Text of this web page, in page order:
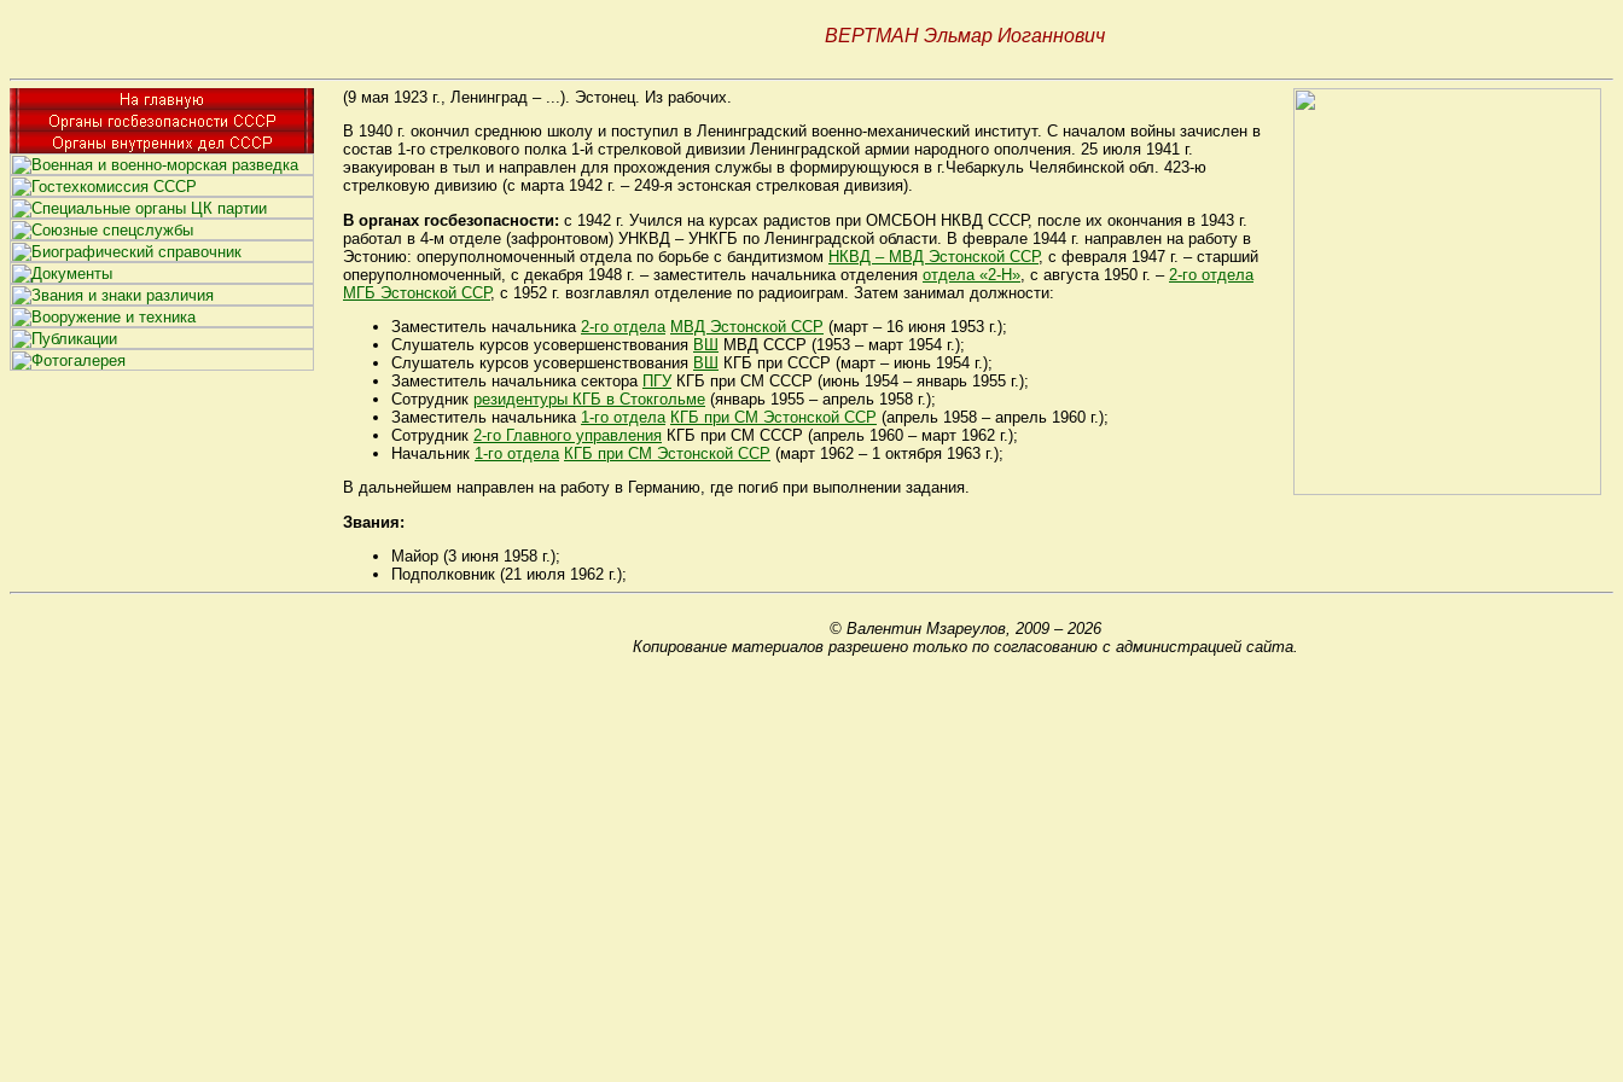
ВЕРТМАН Эльмар Иоганнович
(9 мая 1923 г., Ленинград – ...). Эстонец. Из рабочих.
В 1940 г. окончил среднюю школу и поступил в Ленинградский военно-механический институт. С началом войны зачислен в
состав 1-го стрелкового полка 1-й стрелковой дивизии Ленинградской армии народного ополчения. 25 июля 1941 г.
эвакуирован в тыл и направлен для прохождения службы в формирующуюся в г.Чебаркуль Челябинской обл. 423-ю
стрелковую дивизию (с марта 1942 г. – 249-я эстонская стрелковая дивизия).
В органах госбезопасности: с 1942 г. Учился на курсах радистов при ОМСБОН НКВД СССР, после их окончания в 1943 г.
работал в 4-м отделе (зафронтовом) УНКВД – УНКГБ по Ленинградской области. В феврале 1944 г. направлен на работу в
Эстонию: оперуполномоченный отдела по борьбе с бандитизмом НКВД – МВД Эстонской ССР, с февраля 1947 г. – старший
оперуполномоченный, с декабря 1948 г. – заместитель начальника отделения отдела «2-Н» , с августа 1950 г. – 2-го отдела
МГБ Эстонской ССР, с 1952 г. возглавлял отделение по радиоиграм. Затем занимал должности:
Заместитель начальника 2-го отдела МВД Эстонской ССР (март – 16 июня 1953 г.);
Слушатель курсов усовершенствования ВШ
МВД СССР (1953 – март 1954 г.);
Слушатель курсов усовершенствования ВШ
КГБ при СССР (март – июнь 1954 г.);
Заместитель начальника сектора ПГУКГБ при СМ СССР (июнь 1954 – январь 1955 г.);
Сотрудник резидентуры КГБ в Стокгольме (январь 1955 – апрель 1958 г.);
Заместитель начальника 1-го отдела КГБ при СМ Эстонской ССР (апрель 1958 – апрель 1960 г.);
Сотрудник 2-го Главного управления КГБ при СМ СССР (апрель 1960 – март 1962 г.);
Начальник 1-го отдела КГБ при СМ Эстонской ССР (март 1962 – 1 октября 1963 г.);
В дальнейшем направлен на работу в Германию, где погиб при выполнении задания.
Звания:
Майор (3 июня 1958 г.);
Подполковник (21 июля 1962 г.);
© Валентин Мзареулов, 2009 – 2026
Копирование материалов разрешено только по согласованию с администрацией сайта.